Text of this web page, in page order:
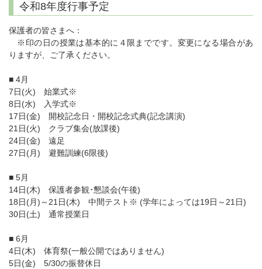
令和8年度行事予定
保護者の皆さまへ：
※印の日の授業は基本的に４限までです。変更になる場合があ
りますが、ご了承ください。
■ 4月
7日(火) 始業式※
8日(水) 入学式※
17日(金) 開校記念日・開校記念式典(記念講演)
21日(火) クラブ集会(放課後)
24日(金) 遠足
27日(月) 避難訓練(6限後)
■ 5月
14日(木) 保護者参観･懇談会(午後)
18日(月)～21日(木) 中間テスト※ (学年によっては19日～21日)
30日(土) 通常授業日
■ 6月
4日(木) 体育祭(一般公開ではありません)
5日(金) 5/30の振替休日